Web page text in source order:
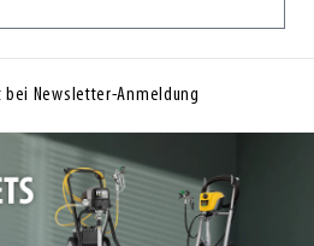
bei Newsletter-Anmeldung